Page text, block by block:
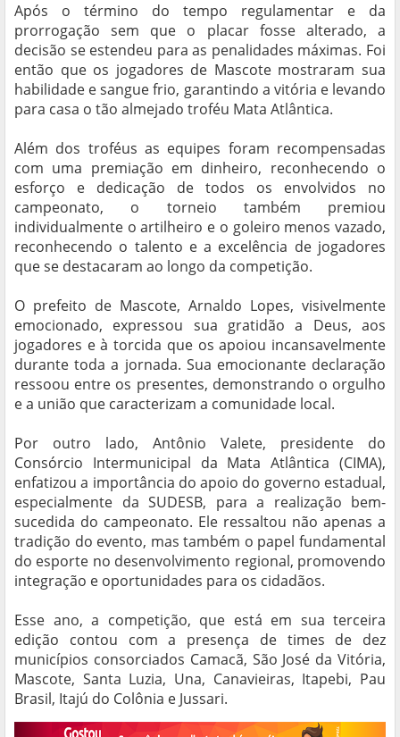
Após o término do tempo regulamentar e da
prorrogação sem que o placar fosse alterado, a
decisão se estendeu para as penalidades máximas. Foi
então que os jogadores de Mascote mostraram sua
habilidade e sangue frio, garantindo a vitória e levando
para casa o tão almejado troféu Mata Atlântica.
Além dos troféus as equipes foram recompensadas
com uma premiação em dinheiro, reconhecendo o
esforço e dedicação de todos os envolvidos no
campeonato, o torneio também premiou
individualmente o artilheiro e o goleiro menos vazado,
reconhecendo o talento e a excelência de jogadores
que se destacaram ao longo da competição.
O prefeito de Mascote, Arnaldo Lopes, visivelmente
emocionado, expressou sua gratidão a Deus, aos
jogadores e à torcida que os apoiou incansavelmente
durante toda a jornada. Sua emocionante declaração
ressoou entre os presentes, demonstrando o orgulho
e a união que caracterizam a comunidade local.
Por outro lado, Antônio Valete, presidente do
Consórcio Intermunicipal da Mata Atlântica (CIMA),
enfatizou a importância do apoio do governo estadual,
especialmente da SUDESB, para a realização bem-
sucedida do campeonato. Ele ressaltou não apenas a
tradição do evento, mas também o papel fundamental
do esporte no desenvolvimento regional, promovendo
integração e oportunidades para os cidadãos.
Esse ano, a competição, que está em sua terceira
edição contou com a presença de times de dez
municípios consorciados Camacã, São José da Vitória,
Mascote, Santa Luzia, Una, Canavieiras, Itapebi, Pau
Brasil, Itajú do Colônia e Jussari.